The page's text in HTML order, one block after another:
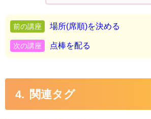
場所(席順)を決める
点棒を配る
関連タグ